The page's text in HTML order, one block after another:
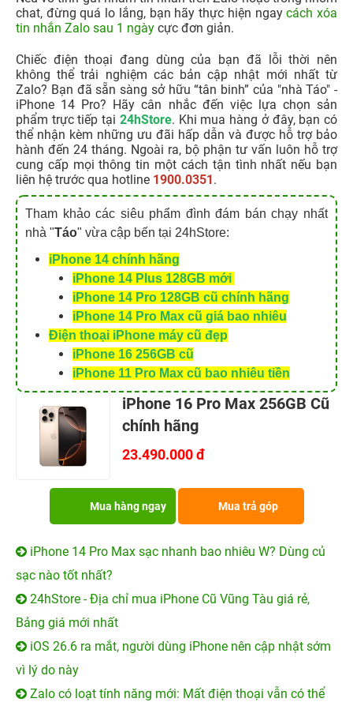
chat, đừng quá lo lắng, bạn hãy thực hiện ngaycách xóa
tin nhắn Zalo sau 1 ngày cực đơn giản.
Chiếc điện thoại đang dùng của bạn đã lỗi thời nên
không thể trải nghiệm các bản cập nhật mới nhất từ
Zalo? Bạn đã sẵn sàng sở hữu “tân binh” của "nhà Táo" -
iPhone 14 Pro? Hãy cân nhắc đến việc lựa chọn sản
phẩm trực tiếp tại 24hStore. Khi mua hàng ở đây, bạn có
thể nhận kèm những ưu đãi hấp dẫn và được hỗ trợ bảo
hành đến 24 tháng. Ngoài ra, bộ phận tư vấn luôn hỗ trợ
cung cấp mọi thông tin một cách tận tình nhất nếu bạn
liên hệ trước qua hotline 1900.0351.
Tham khảo các siêu phẩm đình đám bán chạy nhất
nhà "Táo" vừa cập bến tại 24hStore:
iPhone 14 chính hãng
iPhone 14 Plus 128GB mới
iPhone 14 Pro 128GB cũ chính hãng
iPhone 14 Pro Max cũ giá bao nhiêu
Điện thoại iPhone máy cũ đẹp
iPhone 16 256GB cũ
iPhone 11 Pro Max cũ bao nhiêu tiền
iPhone 16 Pro Max 256GB Cũ
chính hãng
23.490.000 đ
Mua hàng ngay Mua trả góp
iPhone 14 Pro Max sạc nhanh bao nhiêu W? Dùng củ
sạc nào tốt nhất?
24hStore - Địa chỉ mua iPhone Cũ Vũng Tàu giá rẻ,
Bảng giá mới nhất
iOS 26.6 ra mắt, người dùng iPhone nên cập nhật sớm
vì lý do này
Zalo có loạt tính năng mới: Mất điện thoại vẫn có thể